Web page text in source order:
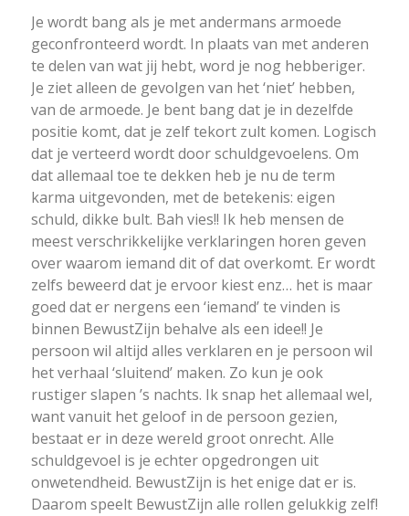
Je wordt bang als je met andermans armoede
geconfronteerd wordt. In plaats van met anderen
te delen van wat jij hebt, word je nog hebberiger.
Je ziet alleen de gevolgen van het ‘niet’ hebben,
van de armoede. Je bent bang dat je in dezelfde
positie komt, dat je zelf tekort zult komen. Logisch
dat je verteerd wordt door schuldgevoelens. Om
dat allemaal toe te dekken heb je nu de term
karma uitgevonden, met de betekenis: eigen
schuld, dikke bult. Bah vies!! Ik heb mensen de
meest verschrikkelijke verklaringen horen geven
over waarom iemand dit of dat overkomt. Er wordt
zelfs beweerd dat je ervoor kiest enz… het is maar
goed dat er nergens een ‘iemand’ te vinden is
binnen BewustZijn behalve als een idee!! Je
persoon wil altijd alles verklaren en je persoon wil
het verhaal ‘sluitend’ maken. Zo kun je ook
rustiger slapen ’s nachts. Ik snap het allemaal wel,
want vanuit het geloof in de persoon gezien,
bestaat er in deze wereld groot onrecht. Alle
schuldgevoel is je echter opgedrongen uit
onwetendheid. BewustZijn is het enige dat er is.
Daarom speelt BewustZijn alle rollen gelukkig zelf!